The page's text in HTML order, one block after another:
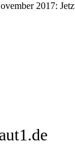
2017: